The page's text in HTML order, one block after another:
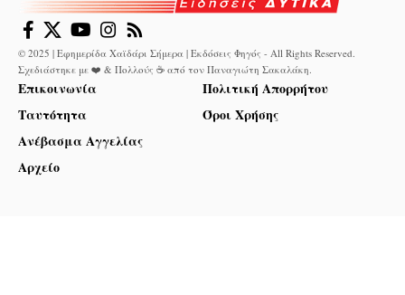
© 2025 | Εφημερίδα Χαϊδάρι Σήμερα | Εκδόσεις Φηγός - All Rights Reserved.
Σχεδιάστηκε με ❤️ & Πολλούς ☕ από τον Παναγιώτη Σακαλάκη.
Επικοινωνία
Ταυτότητα
Ανέβασμα Αγγελίας
Αρχείο
Πολιτική Απορρήτου
Όροι Χρήσης